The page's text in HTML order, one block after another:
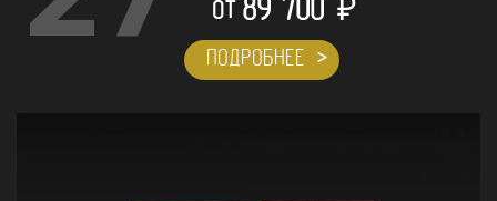
ОТ 89 700 ₽
ПОДРОБНЕЕ